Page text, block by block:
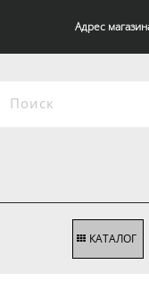
Адрес
КАТАЛОГ